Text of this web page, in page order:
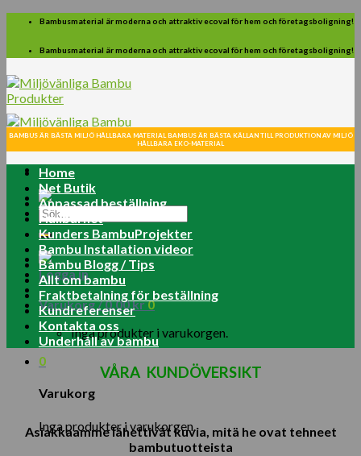
Skip
content
Bambusmaterial är moderna och attraktiv ecoval för hem och företagsboligning!
Bambusmaterial är moderna och attraktiv ecoval för hem och företagsboligning!
Sök
efter:
Logga in
Varukorg /0.00kr0
Inga produkter i varukorgen.
0
Varukorg
Inga produkter i varukorgen.
BAMBUS ÄR BÄSTA MILJÖ HÅLLBARA MATERIAL BAMBUS ÄR BÄSTA KÄLLAN TILL PRODUKTION AV MILJÖ
HÅLLBARA EKO-MATERIAL
Home
Net Butik
Anpassad beställning
Hållbarhet
Kunders BambuProjekter
Bambu Installation videor
Bambu Blogg / Tips
Allt om bambu
Fraktbetalning för beställning
Kundreferenser
Kontakta oss
Underhåll av bambu
VÅRA KUNDÖVERSIKT
Asiakkaamme lähettivät kuvia, mitä he ovat tehneet
bambutuotteista